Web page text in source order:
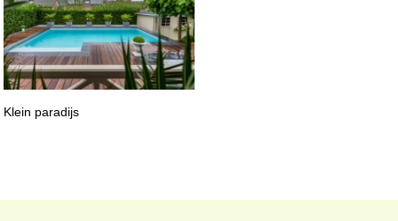
Klein paradijs